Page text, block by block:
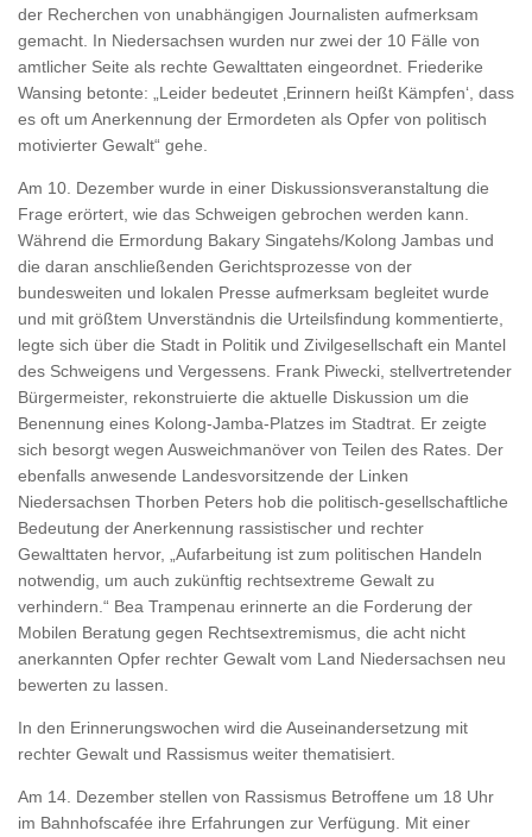
der Recherchen von unabhängigen Journalisten aufmerksam
gemacht. In Niedersachsen wurden nur zwei der 10 Fälle von
amtlicher Seite als rechte Gewalttaten eingeordnet. Friederike
Wansing betonte: „Leider bedeutet ‚Erinnern heißt Kämpfen‘, dass
es oft um Anerkennung der Ermordeten als Opfer von politisch
motivierter Gewalt“ gehe.
Am 10. Dezember wurde in einer Diskussionsveranstaltung die
Frage erörtert, wie das Schweigen gebrochen werden kann.
Während die Ermordung Bakary Singatehs/Kolong Jambas und
die daran anschließenden Gerichtsprozesse von der
bundesweiten und lokalen Presse aufmerksam begleitet wurde
und mit größtem Unverständnis die Urteilsfindung kommentierte,
legte sich über die Stadt in Politik und Zivilgesellschaft ein Mantel
des Schweigens und Vergessens. Frank Piwecki, stellvertretender
Bürgermeister, rekonstruierte die aktuelle Diskussion um die
Benennung eines Kolong-Jamba-Platzes im Stadtrat. Er zeigte
sich besorgt wegen Ausweichmanöver von Teilen des Rates. Der
ebenfalls anwesende Landesvorsitzende der Linken
Niedersachsen Thorben Peters hob die politisch-gesellschaftliche
Bedeutung der Anerkennung rassistischer und rechter
Gewalttaten hervor, „Aufarbeitung ist zum politischen Handeln
notwendig, um auch zukünftig rechtsextreme Gewalt zu
verhindern.“ Bea Trampenau erinnerte an die Forderung der
Mobilen Beratung gegen Rechtsextremismus, die acht nicht
anerkannten Opfer rechter Gewalt vom Land Niedersachsen neu
bewerten zu lassen.
In den Erinnerungswochen wird die Auseinandersetzung mit
rechter Gewalt und Rassismus weiter thematisiert.
Am 14. Dezember stellen von Rassismus Betroffene um 18 Uhr
im Bahnhofscafée ihre Erfahrungen zur Verfügung. Mit einer